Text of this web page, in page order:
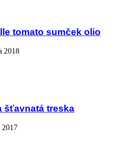
tomato sumček olio
2018
šťavnatá treska
2017